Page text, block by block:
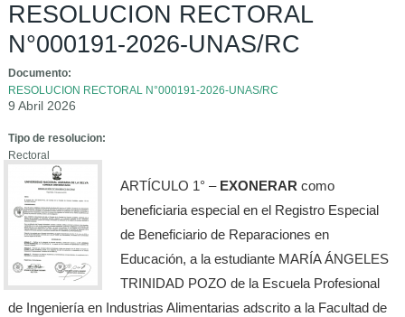
RESOLUCION RECTORAL
N°000191-2026-UNAS/RC
Documento:
RESOLUCION RECTORAL N°000191-2026-UNAS/RC
9 Abril 2026
Tipo de resolucion:
Rectoral
ARTÍCULO 1° – EXONERAR como
beneficiaria especial en el Registro Especial
de Beneficiario de Reparaciones en
Educación, a la estudiante MARÍA ÁNGELES
TRINIDAD POZO de la Escuela Profesional
de Ingeniería en Industrias Alimentarias adscrito a la Facultad de